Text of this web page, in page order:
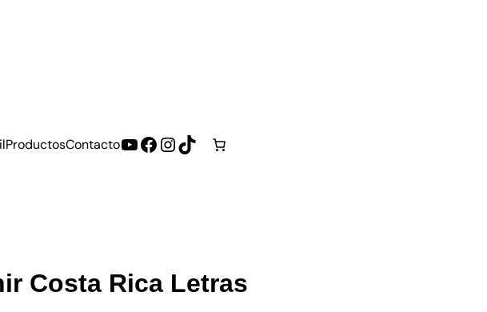
ProductosContactoYouTube
Facebook
Instagram
TikTok
Costa Rica Letras